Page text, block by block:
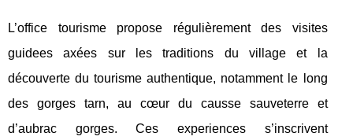
L’office tourisme propose régulièrement des visites
guidees axées sur les traditions du village et la
découverte du tourisme authentique, notamment le long
des gorges tarn, au cœur du causse sauveterre et
d’aubrac gorges. Ces experiences s’inscrivent